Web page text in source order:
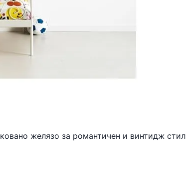
желязо за романтичен и винтидж стил